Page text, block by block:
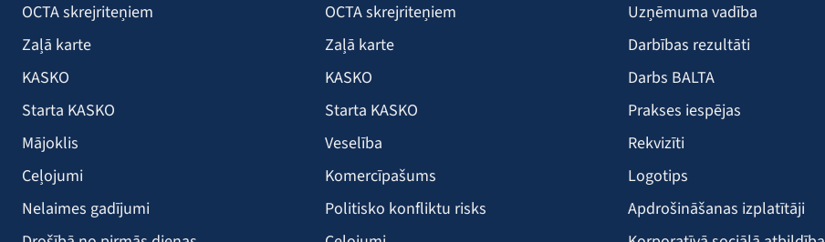
OCTA skrejriteņiem
Zaļā karte
KASKO
Starta KASKO
Mājoklis
Ceļojumi
Nelaimes gadījumi
OCTA skrejriteņiem
Zaļā karte
KASKO
Starta KASKO
Veselība
Komercīpašums
Politisko konfliktu risks
Uzņēmuma vadība
Darbības rezultāti
Darbs BALTA
Prakses iespējas
Rekvizīti
Logotips
Apdrošināšanas izplatītāji